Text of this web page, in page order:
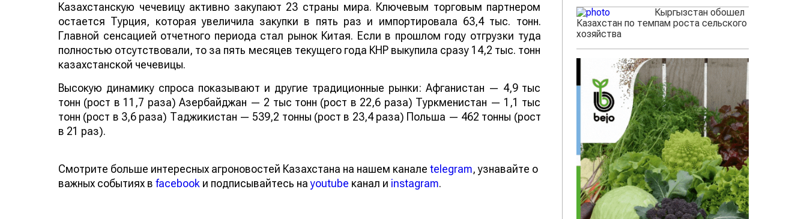
Казахстанскую чечевицу активно закупают 23 страны мира. Ключевым торговым партнером
остается Турция, которая увеличила закупки в пять раз и импортировала 63,4 тыс. тонн.
Главной сенсацией отчетного периода стал рынок Китая. Если в прошлом году отгрузки туда
полностью отсутствовали, то за пять месяцев текущего года КНР выкупила сразу 14,2 тыс. тонн
казахстанской чечевицы.
Высокую динамику спроса показывают и другие традиционные рынки: Афганистан — 4,9 тыс
тонн (рост в 11,7 раза) Азербайджан — 2 тыс тонн (рост в 22,6 раза) Туркменистан — 1,1 тыс
тонн (рост в 3,6 раза) Таджикистан — 539,2 тонны (рост в 23,4 раза) Польша — 462 тонны (рост
в 21 раз).
Смотрите больше интересных агроновостей Казахстана на нашем канале telegram, узнавайте о
важных событиях в facebook и подписывайтесь наyoutube канал и instagram.
Кыргызстан обошел
Казахстан по темпам роста сельского
хозяйства